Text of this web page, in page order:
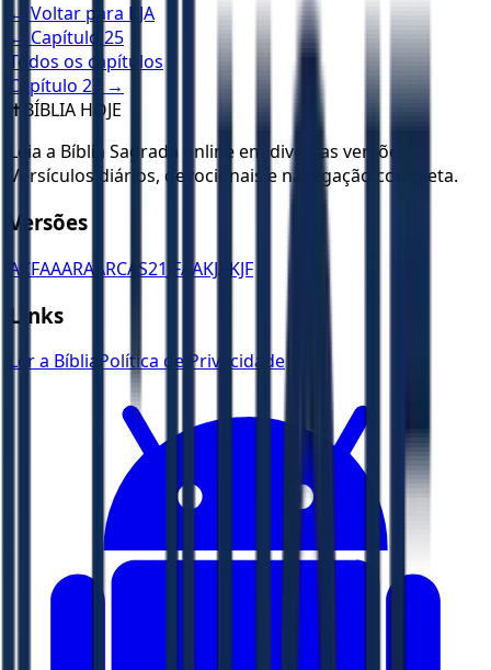
← Voltar para KJA
← Capítulo 25
Todos os capítulos
Capítulo 27
→
✝️ BÍBLIA HOJE
Leia a Bíblia Sagrada online em diversas versões.
Versículos diários, devocionais e navegação completa.
Versões
ACFAAARA ARCAS21 JFAAKJA KJF
Links
Ler a Bíblia Política de Privacidade